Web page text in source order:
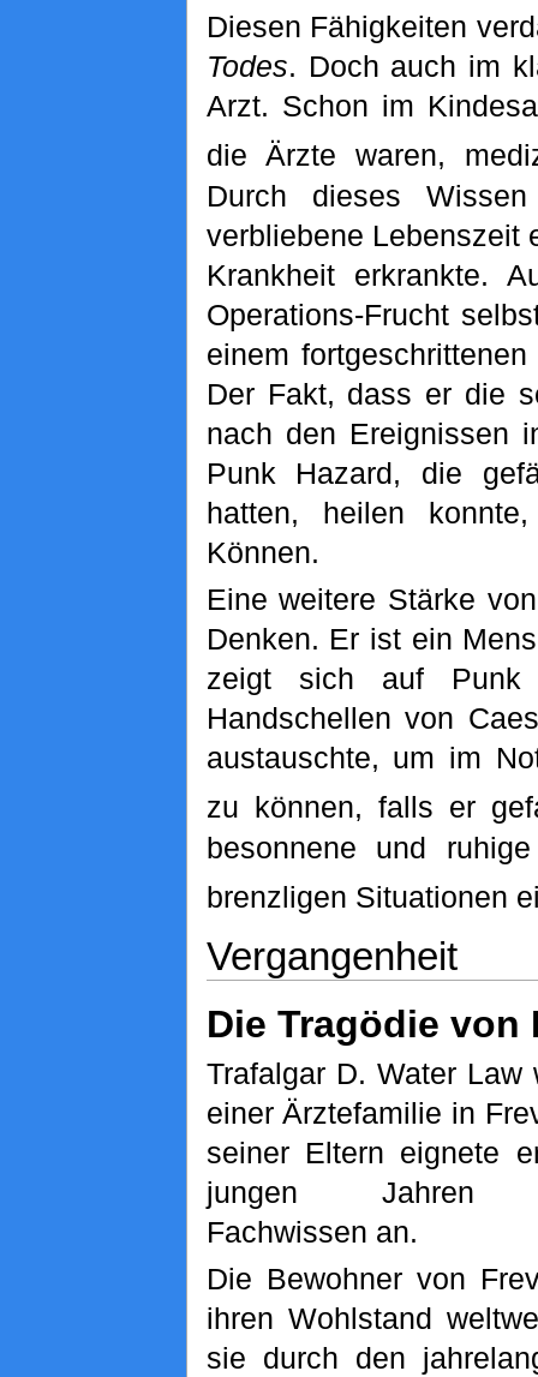
Diesen Fähigkeiten
Todes. Doch auch im
Arzt. Schon im
die Ärzte waren,
Durch dieses
verbliebene Lebenszeit
Krankheit erkrankte.
Operations-Frucht
einem
Der Fakt, dass er die
nach den Ereignissen
Punk Hazard, die
hatten, heilen
Können.
Eine weitere Stärke
Denken. Er ist ein
zeigt sich auf
Handschellen von
austauschte, um im
zu können, falls er
besonnene und
brenzligen Situationen
Vergangenheit
Die Tragödie von
Trafalgar D. Water Law
einer Ärztefamilie in
seiner Eltern eignete
jungen Jahren
Fachwissen an.
Die Bewohner von
ihren Wohlstand
sie durch den